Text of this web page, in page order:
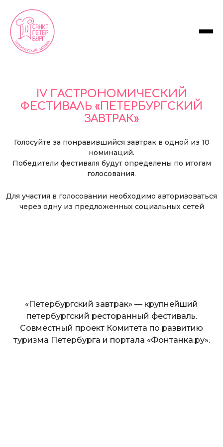
IV ГАСТРОНОМИЧЕСКИЙ
ФЕСТИВАЛЬ «ПЕТЕРБУРГСКИЙ
ЗАВТРАК»
Голосуйте за понравившийся завтрак в одной из 10
номинаций.
Победители фестиваля будут определены по итогам
голосования.
Для участия в голосовании необходимо авторизоваться
через одну из предложенных социальных сетей
«Петербургский завтрак» — крупнейший
петербургский ресторанный фестиваль.
Совместный проект Комитета по развитию
туризма Петербурга и портала «Фонтанка.ру».